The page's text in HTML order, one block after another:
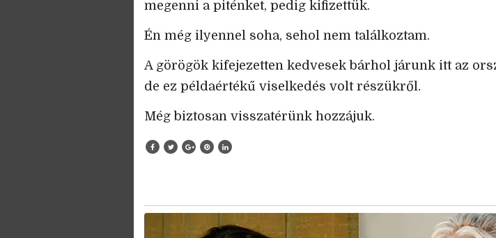
megenni a piténket, pedig kifizettük.
Én még ilyennel soha, sehol nem találkoztam.
A görögök kifejezetten kedvesek bárhol járunk itt az
de ez példaértékű viselkedés volt részükről.
Még biztosan visszatérünk hozzájuk.